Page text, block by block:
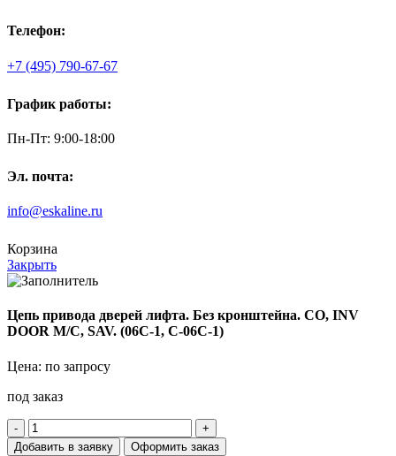
Телефон:
+7 (495) 790-67-67
График работы:
Пн-Пт: 9:00-18:00
Эл. почта:
info@eskaline.ru
Корзина
Закрыть
Цепь привода дверей лифта. Без кронштейна. CO, INV
DOOR M/C, SAV. (06С-1, С-06С-1)
Цена: по запросу
под заказ
Количество
товара
Добавить в заявку Оформить заказ